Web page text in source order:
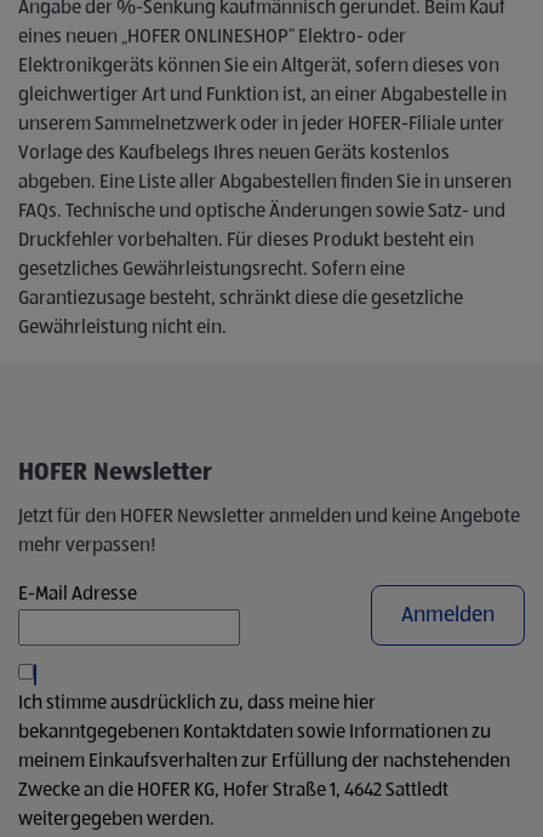
Angabe der %-Senkung kaufmännisch gerundet. Beim Kauf
eines neuen „HOFER ONLINESHOP“ Elektro- oder
Elektronikgeräts können Sie ein Altgerät, sofern dieses von
gleichwertiger Art und Funktion ist, an einer Abgabestelle in
unserem Sammelnetzwerk oder in jeder HOFER-Filiale unter
Vorlage des Kaufbelegs Ihres neuen Geräts kostenlos
abgeben. Eine Liste aller Abgabestellen finden Sie in unseren
FAQs. Technische und optische Änderungen sowie Satz- und
Druckfehler vorbehalten. Für dieses Produkt besteht ein
gesetzliches Gewährleistungsrecht. Sofern eine
Garantiezusage besteht, schränkt diese die gesetzliche
Gewährleistung nicht ein.
HOFER Newsletter
Jetzt für den HOFER Newsletter anmelden und keine Angebote
mehr verpassen!
E-Mail Adresse
Anmelden
Ich stimme ausdrücklich zu, dass meine hier
bekanntgegebenen Kontaktdaten sowie Informationen zu
meinem Einkaufsverhalten zur Erfüllung der nachstehenden
Zwecke an die HOFER KG, Hofer Straße 1, 4642 Sattledt
weitergegeben werden.